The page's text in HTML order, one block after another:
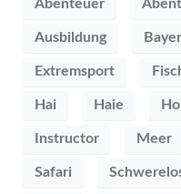
Abenteuer
Ausbildung
Extremsport
Hai Haie
Instructor Meer
Safari